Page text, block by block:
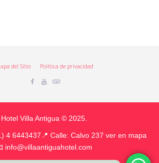
del Sitio Política de privacidad
Hotel Villa Antigua © 2025.
4 6443437 📍 Calle: Calvo 237 ver en mapa
info@villaantiguahotel.com